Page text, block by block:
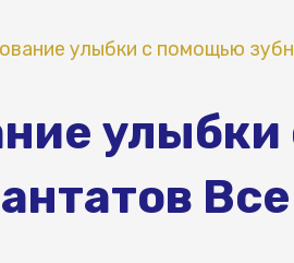
улыбки с помощью